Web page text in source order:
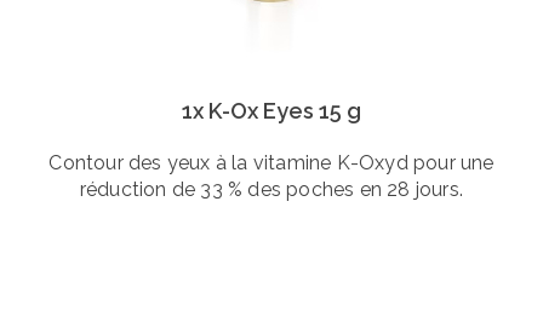
1x K-Ox Eyes 15 g
Contour des yeux à la vitamine K-Oxyd pour une
réduction de 33 % des poches en 28 jours.